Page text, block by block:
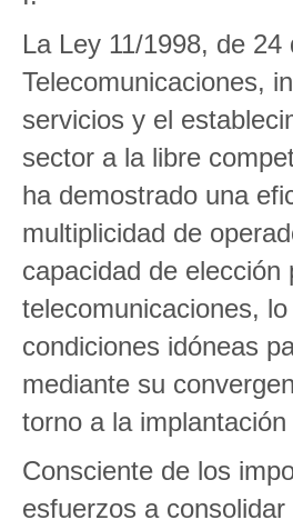
La Ley 11/1998, de
Telecomunicaciones,
servicios y el
sector a la libre
ha demostrado una
multiplicidad de
capacidad de
telecomunicaciones,
condiciones idóneas
mediante su
torno a la
Consciente de los
esfuerzos a